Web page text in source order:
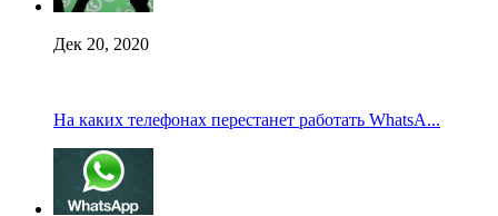
Дек 20, 2020
На каких телефонах перестанет работать WhatsA...